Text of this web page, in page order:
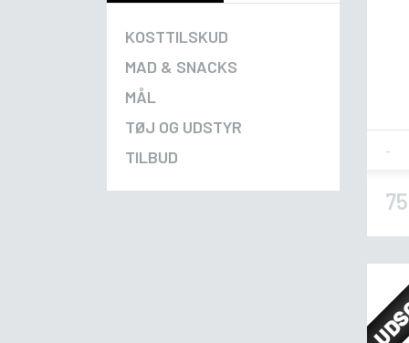
KOSTTILSKUD
MAD & SNACKS
MÅL
TØJ OG UDSTYR
TILBUD